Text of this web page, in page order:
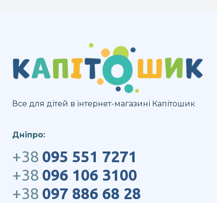
Все для дітей в інтернет-магазині Капітошик
Дніпро:
+38 095 551 7271
+38 096 106 3100
+38 097 886 68 28